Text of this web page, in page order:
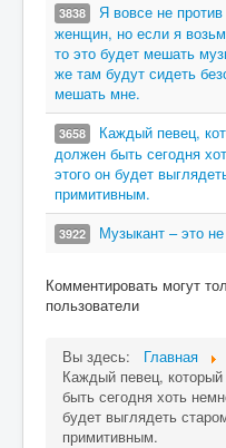
3838
Я вовсе не
женщин, но если я
то это будет мешать
же там будут сидеть
мешать мне.
3658
Каждый певец,
должен быть сегодня
этого он будет
примитивным.
3922 Музыкант – это
Комментировать могут
пользователи
Вы здесь: Главная
Каждый певец,
быть сегодня хоть
будет выглядеть
примитивным.